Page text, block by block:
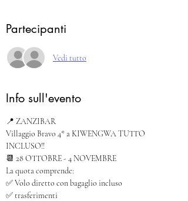
Partecipanti
Vedi tutto
Info sull'evento
📍 ZANZIBAR
Villaggio Bravo 4* a KIWENGWA TUTTO
INCLUSO!!
📆 28 OTTOBRE - 4 NOVEMBRE
La quota comprende:
✅ Volo diretto con bagaglio incluso
✅ trasferimenti